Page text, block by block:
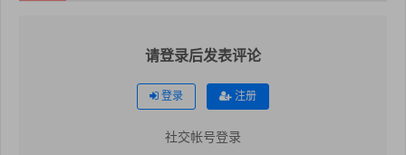
请登录后发表评论
登录 注册
社交帐号登录